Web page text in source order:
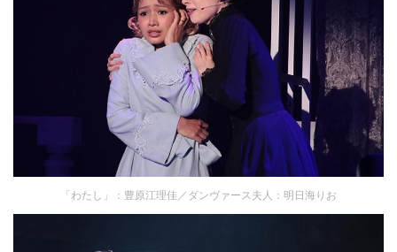
「わたし」：豊原江理佳／ダンヴァース夫人：明日海りお